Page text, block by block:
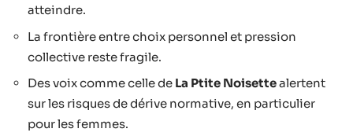
atteindre.
La frontière entre choix personnel et pression
collective reste fragile.
Des voix comme celle de La Ptite Noisettealertent
sur les risques de dérive normative, en particulier
pour les femmes.